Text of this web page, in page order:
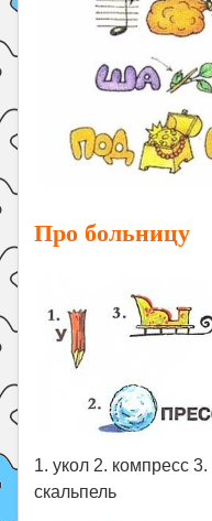
Про больницу
1. укол 2. компресс
скальпель